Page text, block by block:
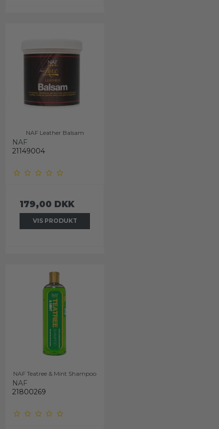
NAF Leather Balsam
NAF
21149004
179,00 DKK
VIS PRODUKT
NAF Teatree & Mint Shampoo
NAF
21800269